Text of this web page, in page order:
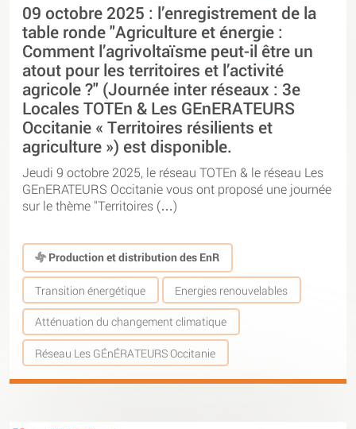
09 octobre 2025 : l’enregistrement de la
table ronde "Agriculture et énergie :
Comment l’agrivoltaïsme peut-il être un
atout pour les territoires et l’activité
agricole ?" (Journée inter réseaux : 3e
Locales TOTEn & Les GEnERATEURS
Occitanie « Territoires résilients et
agriculture ») est disponible.
Jeudi 9 octobre 2025, le réseau TOTEn & le réseau Les
GEnERATEURS Occitanie vous ont proposé une journée
sur le thème "Territoires (…)
Production et distribution des EnR
Transition énergétique Energies renouvelables
Atténuation du changement climatique
Réseau Les GÉnÉRATEURS Occitanie